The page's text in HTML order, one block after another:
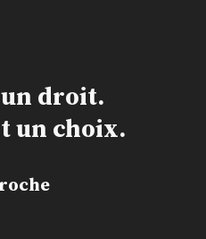
droit.
un choix.